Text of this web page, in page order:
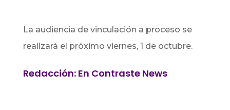
La audiencia de vinculación a proceso se
realizará el próximo viernes, 1 de octubre.
Redacción: En Contraste News